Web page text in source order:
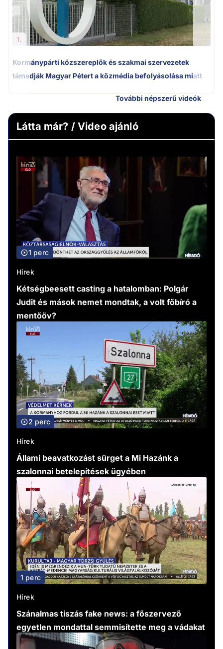
1.
Kormánypárti közszereplők és szakmai szervezetek
támadják Magyar Pétert a közmédia befolyásolása miatt
További népszerű videók
Látta már? / Video ajánló
1 perc
Hírek
Kétségbeesett casting a hatalomban: Polgár
Judit és mások nemet mondtak, a volt főbíró a
mentőöv?
2 perc
Hírek
Állami beavatkozást sürget a Mi Hazánk a
szalonnai betelepítések ügyében
1 perc
Hírek
Szánalmas tiszás fake news: a főszervező
egyetlen mondattal semmisítette meg a vádakat